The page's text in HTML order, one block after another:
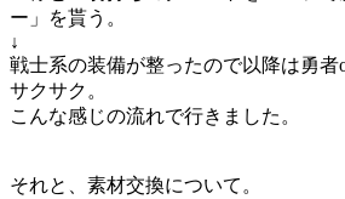
ー」を貰う。
↓
戦士系の装備が整ったので以降は勇者
サクサク。
こんな感じの流れで行きました。
それと、素材交換について。